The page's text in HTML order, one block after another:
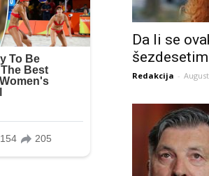
Da li se
Redakcija -